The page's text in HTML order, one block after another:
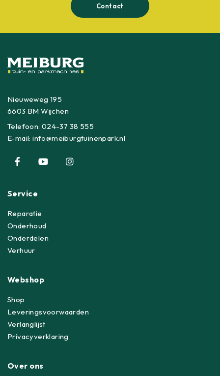
Contact
Nieuweweg 195
6603 BM Wijchen
Telefoon:024-37 38 555
E-mail:info@meiburgtuinenpark.nl
Service
Reparatie
Onderhoud
Onderdelen
Verhuur
Webshop
Shop
Leveringsvoorwaarden
Verlanglijst
Privacyverklaring
Over ons